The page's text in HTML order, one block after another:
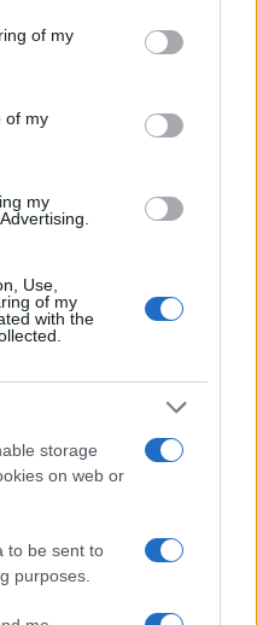
You may click to
its third-party tags to
purposes in below Google
of my
of my
my
Use,
of my
with the
storage
on web or
to be sent to
purposes.
week van teruggang in
week van dalende